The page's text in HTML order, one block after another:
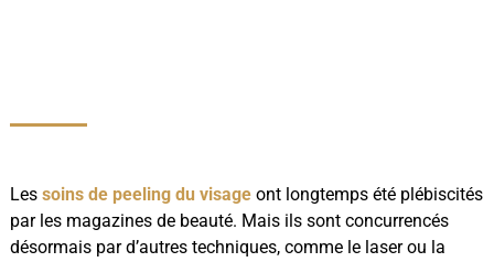
Les soins de peeling du visageont longtemps été plébiscités
par les magazines de beauté. Mais ils sont concurrencés
désormais par d’autres techniques, comme le laser ou la